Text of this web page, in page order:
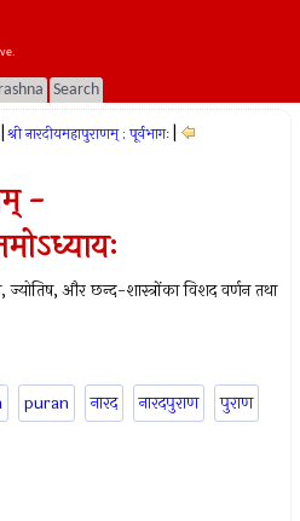
Search
श्री नारदीयमहापुराणम् : पूर्वभागः
-
और छन्द-शास्त्रोंका विशद वर्णन तथा
puran नारद नारदपुराण पुराण